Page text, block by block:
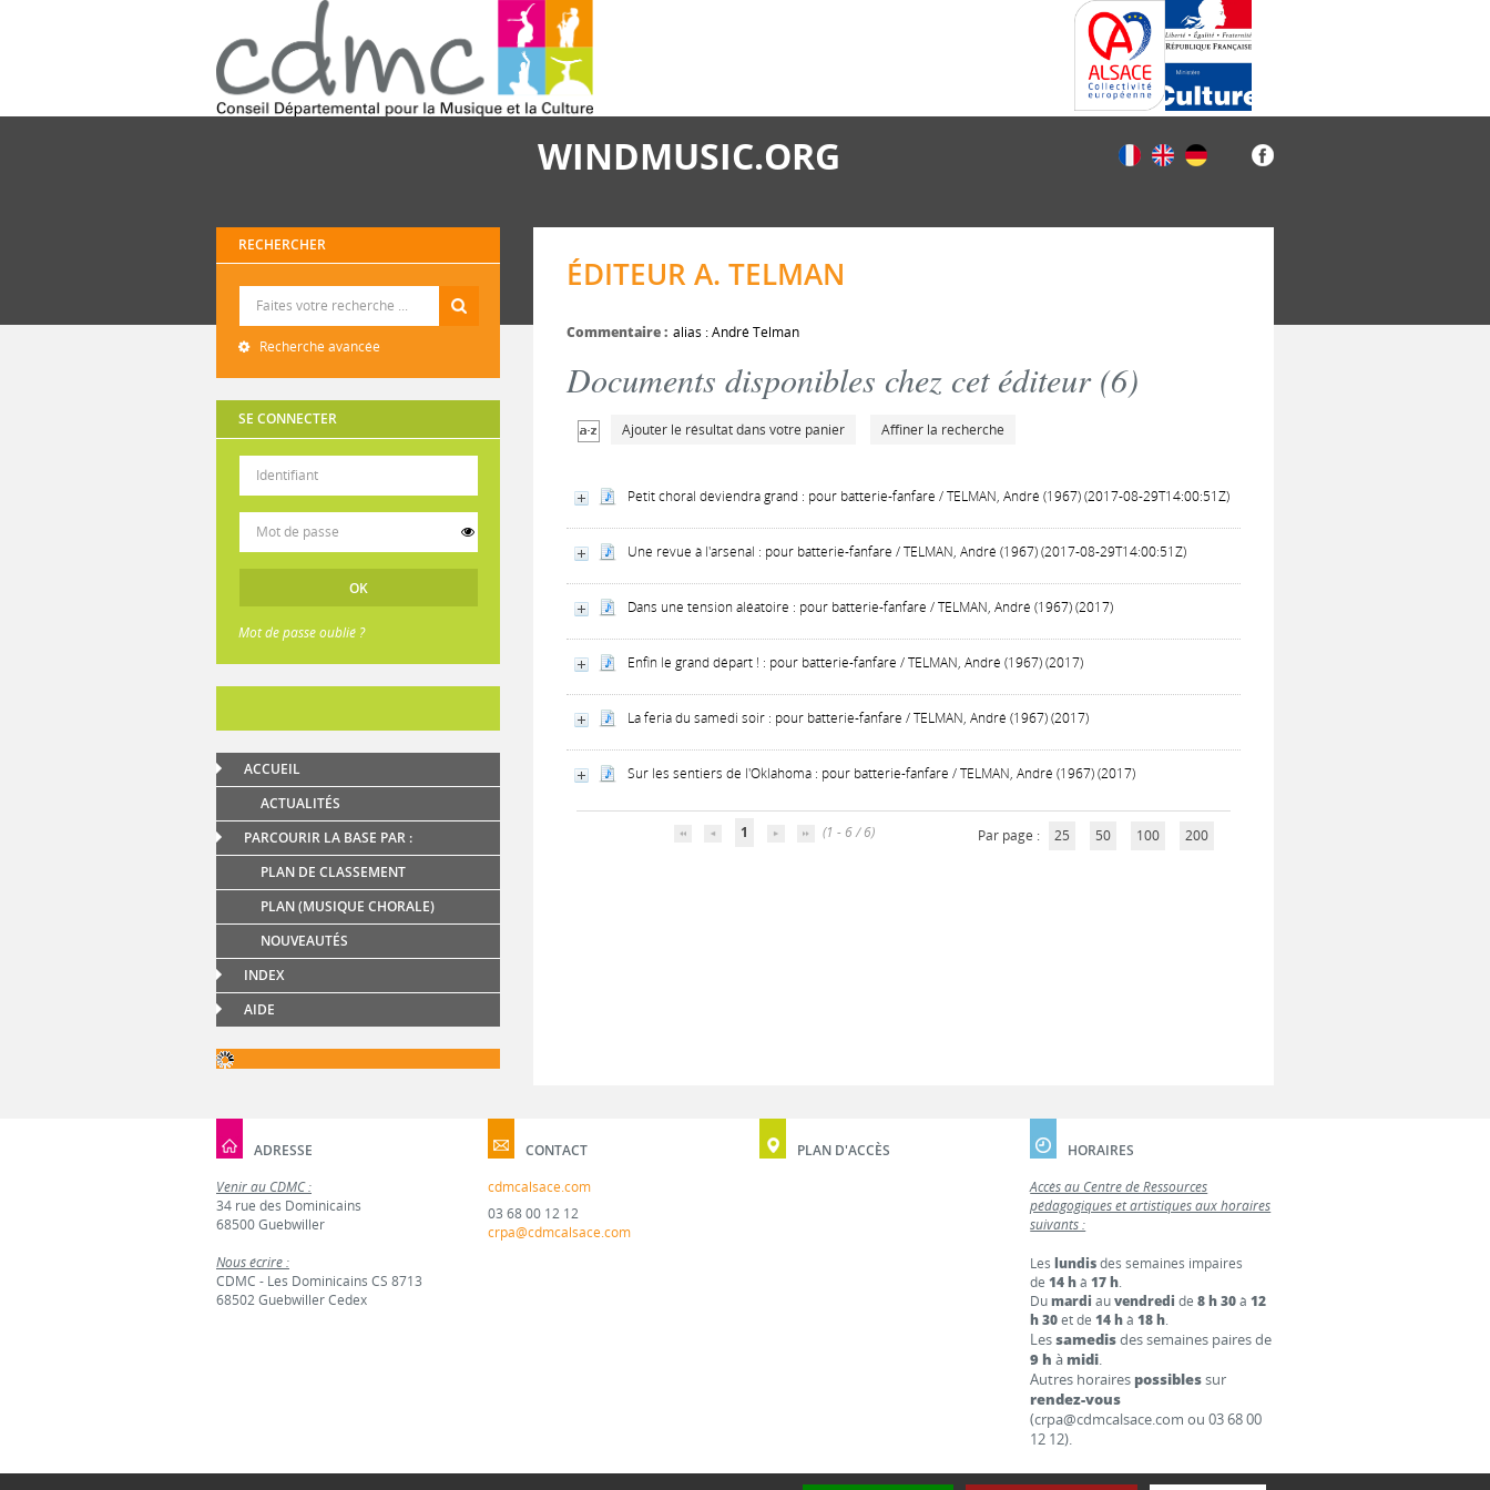
WINDMUSIC.ORG
RECHERCHER
Recherche avancée
SE CONNECTER
Mot de passe oublié ?
ACCUEIL
ACTUALITÉS
PARCOURIR LA BASE PAR :
PLAN DE CLASSEMENT
PLAN (MUSIQUE CHORALE)
NOUVEAUTÉS
INDEX
AIDE
ÉDITEUR A. TELMAN
Commentaire : alias : André Telman
Documents disponibles chez cet éditeur (6)
Ajouter le résultat dans votre panier Affiner la recherche
Petit choral deviendra grand : pour batterie-fanfare / TELMAN, André (1967) (2017-08-29T14:00:51Z)
Une revue à l'arsenal : pour batterie-fanfare / TELMAN, André (1967) (2017-08-29T14:00:51Z)
Dans une tension aléatoire : pour batterie-fanfare / TELMAN, André (1967) (2017)
Enfin le grand départ ! : pour batterie-fanfare / TELMAN, André (1967) (2017)
La feria du samedi soir : pour batterie-fanfare / TELMAN, André (1967) (2017)
Sur les sentiers de l'Oklahoma : pour batterie-fanfare / TELMAN, André (1967) (2017)
1 (1 - 6 / 6) Par page : 25 50 100 200
ADRESSE
Venir au CDMC :
34 rue des Dominicains
68500 Guebwiller
Nous écrire :
CDMC - Les Dominicains CS 8713
68502 Guebwiller Cedex
CONTACT
cdmcalsace.com
03 68 00 12 12
crpa@cdmcalsace.com
PLAN D'ACCÈS
HORAIRES
Accès au Centre de Ressources
pédagogiques et artistiques aux horaires
suivants :
Leslundisdes semaines impaires
de14 hà17 h.
Dumardi auvendredi de8 h 30à12
h 30et de14 hà18 h.
Lessamedisdes semaines paires de
9 h à midi.
Autres horaires possiblessur
rendez-vous
(crpa@cdmcalsace.com ou 03 68 00
12 12).